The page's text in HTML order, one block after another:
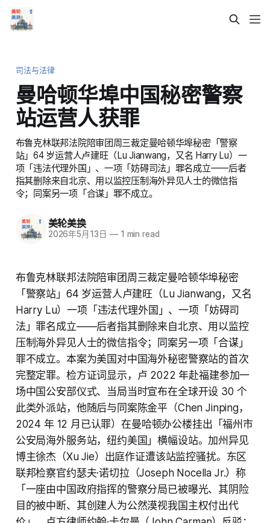
司法与法律
曼哈顿华埠中国秘密警察
站运营人获罪
布鲁克林联邦法院陪审团周三裁定曼哈顿华埠秘密「警察
站」64 岁运营人卢建旺（Lu Jianwang，又名 Harry Lu）一
项「违法代理外国」、一项「妨碍司法」罪名成立——后者
指其删除来自北京、用以监控压制海外异见人士的微信指
令；同案另一项「合谋」罪不成立。
美轮美换
2026年5月13日 —1 min read
布鲁克林联邦法院陪审团周三裁定曼哈顿华埠秘密
「警察站」64 岁运营人卢建旺（Lu Jianwang，又名
Harry Lu）一项「违法代理外国」、一项「妨碍司
法」罪名成立——后者指其删除来自北京、用以监控
压制海外异见人士的微信指令；同案另一项「合谋」
罪不成立。本案为美国对中国海外秘密警察站的首次
完整定罪。检方证词显示，卢 2022 年赴福建参加一
场中国公安部仪式、当局当时宣布在全球开设 30 个
此类外派站，他随后与同案陈金平（Chen Jinping，
2024 年 12 月已认罪）在曼哈顿办公楼挂出「福州市
公安局海外服务站，纽约美国」横幅设站。加州异见
博主徐杰（Xu Jie）出庭作证遭该站监控骚扰。东区
联邦检察官约瑟夫·诺切拉（Joseph Nocella Jr.）称
「一座由中国政府指挥的警察分局已被曝光、其阴险
目的被中断、其创建人为公然漠视我国主权付出代